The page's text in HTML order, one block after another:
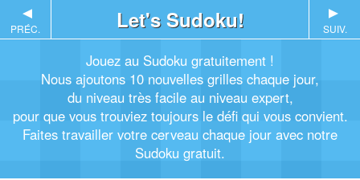
Let's Sudoku!
Jouez au Sudoku gratuitement !
Nous ajoutons 10 nouvelles grilles chaque jour,
du niveau très facile au niveau expert,
pour que vous trouviez toujours le défi qui vous convient.
Faites travailler votre cerveau chaque jour avec notre
Sudoku gratuit.
▲
PRÉC.
▲
SUIV.